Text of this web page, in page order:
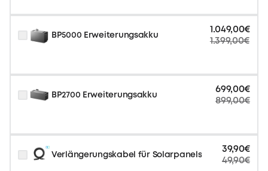
BP5000 Erweiterungsakku
1.049,00€
1.399,00€
BP2700 Erweiterungsakku
699,00€
899,00€
Verlängerungskabel für Solarpanels
39,90€
49,90€